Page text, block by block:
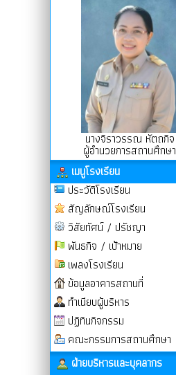
นางจิราวรรณ หัตถกิจ
ผู้อำนวยการสถานศึกษา
เมนูโรงเรียน
ประวัติโรงเรียน
สัญลักษณ์โรงเรียน
วิสัยทัศน์ / ปรัชญา
พันธกิจ / เป้าหมาย
เพลงโรงเรียน
ข้อมูลอาคารสถานที่
ทำเนียบผู้บริหาร
ปฏิทินกิจกรรม
คณะกรรมการสถานศึกษา
ฝ่ายบริหารและบุคลากร